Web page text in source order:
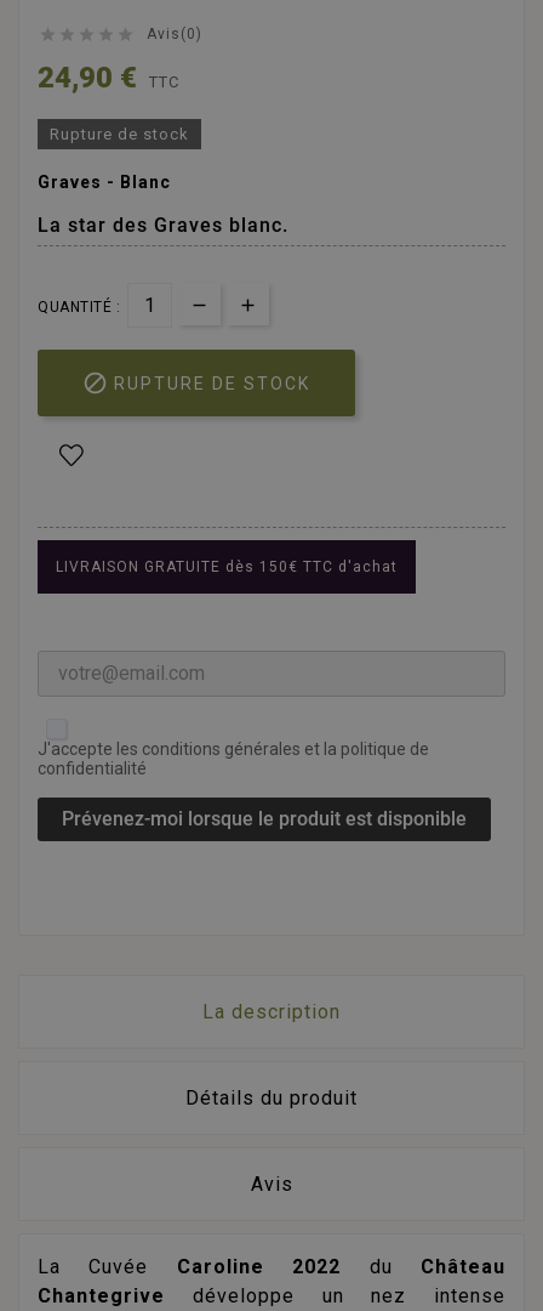
     Avis(0)
24,90 € TTC
Rupture de stock
Graves - Blanc
La star des Graves blanc.
QUANTITÉ :
 RUPTURE DE STOCK
LIVRAISON GRATUITE dès 150€ TTC d'achat
J'accepte les conditions générales et la politique de
confidentialité
Prévenez-moi lorsque le produit est disponible
La description
Détails du produit
Avis
La Cuvée Caroline 2022 du Château
Chantegrive
développe un nez intense